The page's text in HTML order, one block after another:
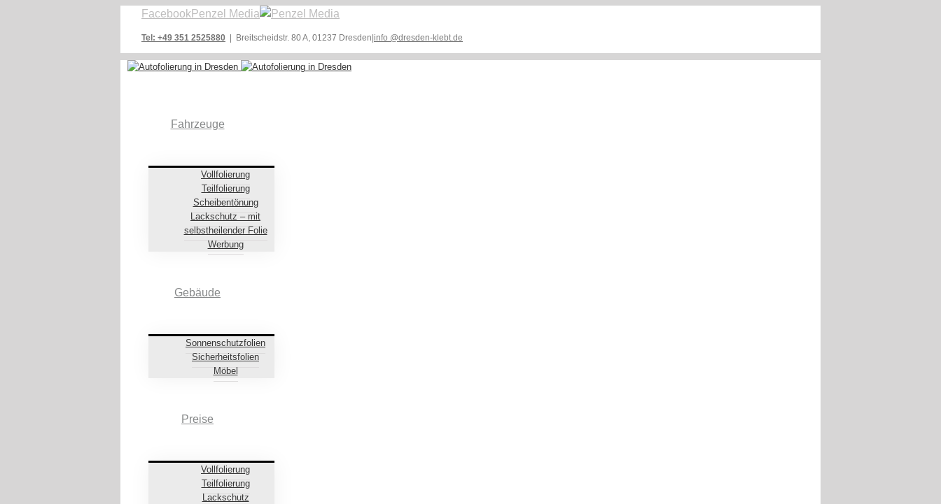
FacebookPenzel Media
Tel: +49 351 2525880 | Breitscheidstr. 80 A, 01237 Dresden info @dresden-klebt.de
Fahrzeuge
Vollfolierung
Teilfolierung
Scheibentönung
Lackschutz – mit
selbstheilender Folie
Werbung
Gebäude
Sonnenschutzfolien
Sicherheitsfolien
Möbel
Preise
Vollfolierung
Teilfolierung
Lackschutz